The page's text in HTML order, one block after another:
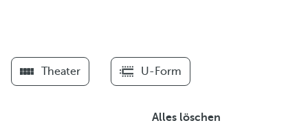
Theater U-Form
Alles löschen